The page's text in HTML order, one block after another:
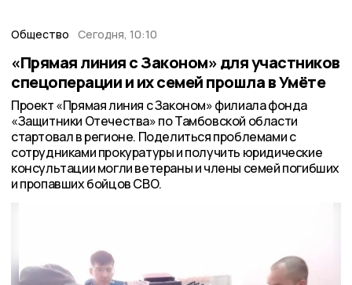
Общество Сегодня, 10:10
«Прямая линия с Законом» для участников
спецоперации и их семей прошла в Умёте
Проект «Прямая линия с Законом» филиала фонда
«Защитники Отечества» по Тамбовской области
стартовал в регионе. Поделиться проблемами с
сотрудниками прокуратуры и получить юридические
консультации могли ветераны и члены семей погибших
и пропавших бойцов СВО.